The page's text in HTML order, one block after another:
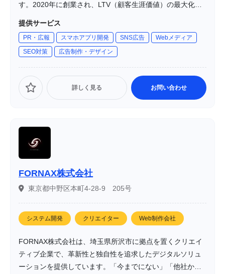
す。2020年に創業され、LTV（顧客生涯価値）の最大化を
持続的な成長を加速させることを使命としています。
提供サービス
PR・広報 スマホアプリ開発 SNS広告
Webメディア
SEO対策
広告制作・デザイン
詳しく見る お問い合わせ
FORNAX株式会社
東京都中野区本町4-28-9 205号
システム開発 クリエイター Web制作会社
FORNAX株式会社は、埼玉県所沢市に拠点を置くクリエイ
ティブ企業で、革新性と独自性を追求したデジタルソリュ
ーションを提供しています。「今までにない」「他社から